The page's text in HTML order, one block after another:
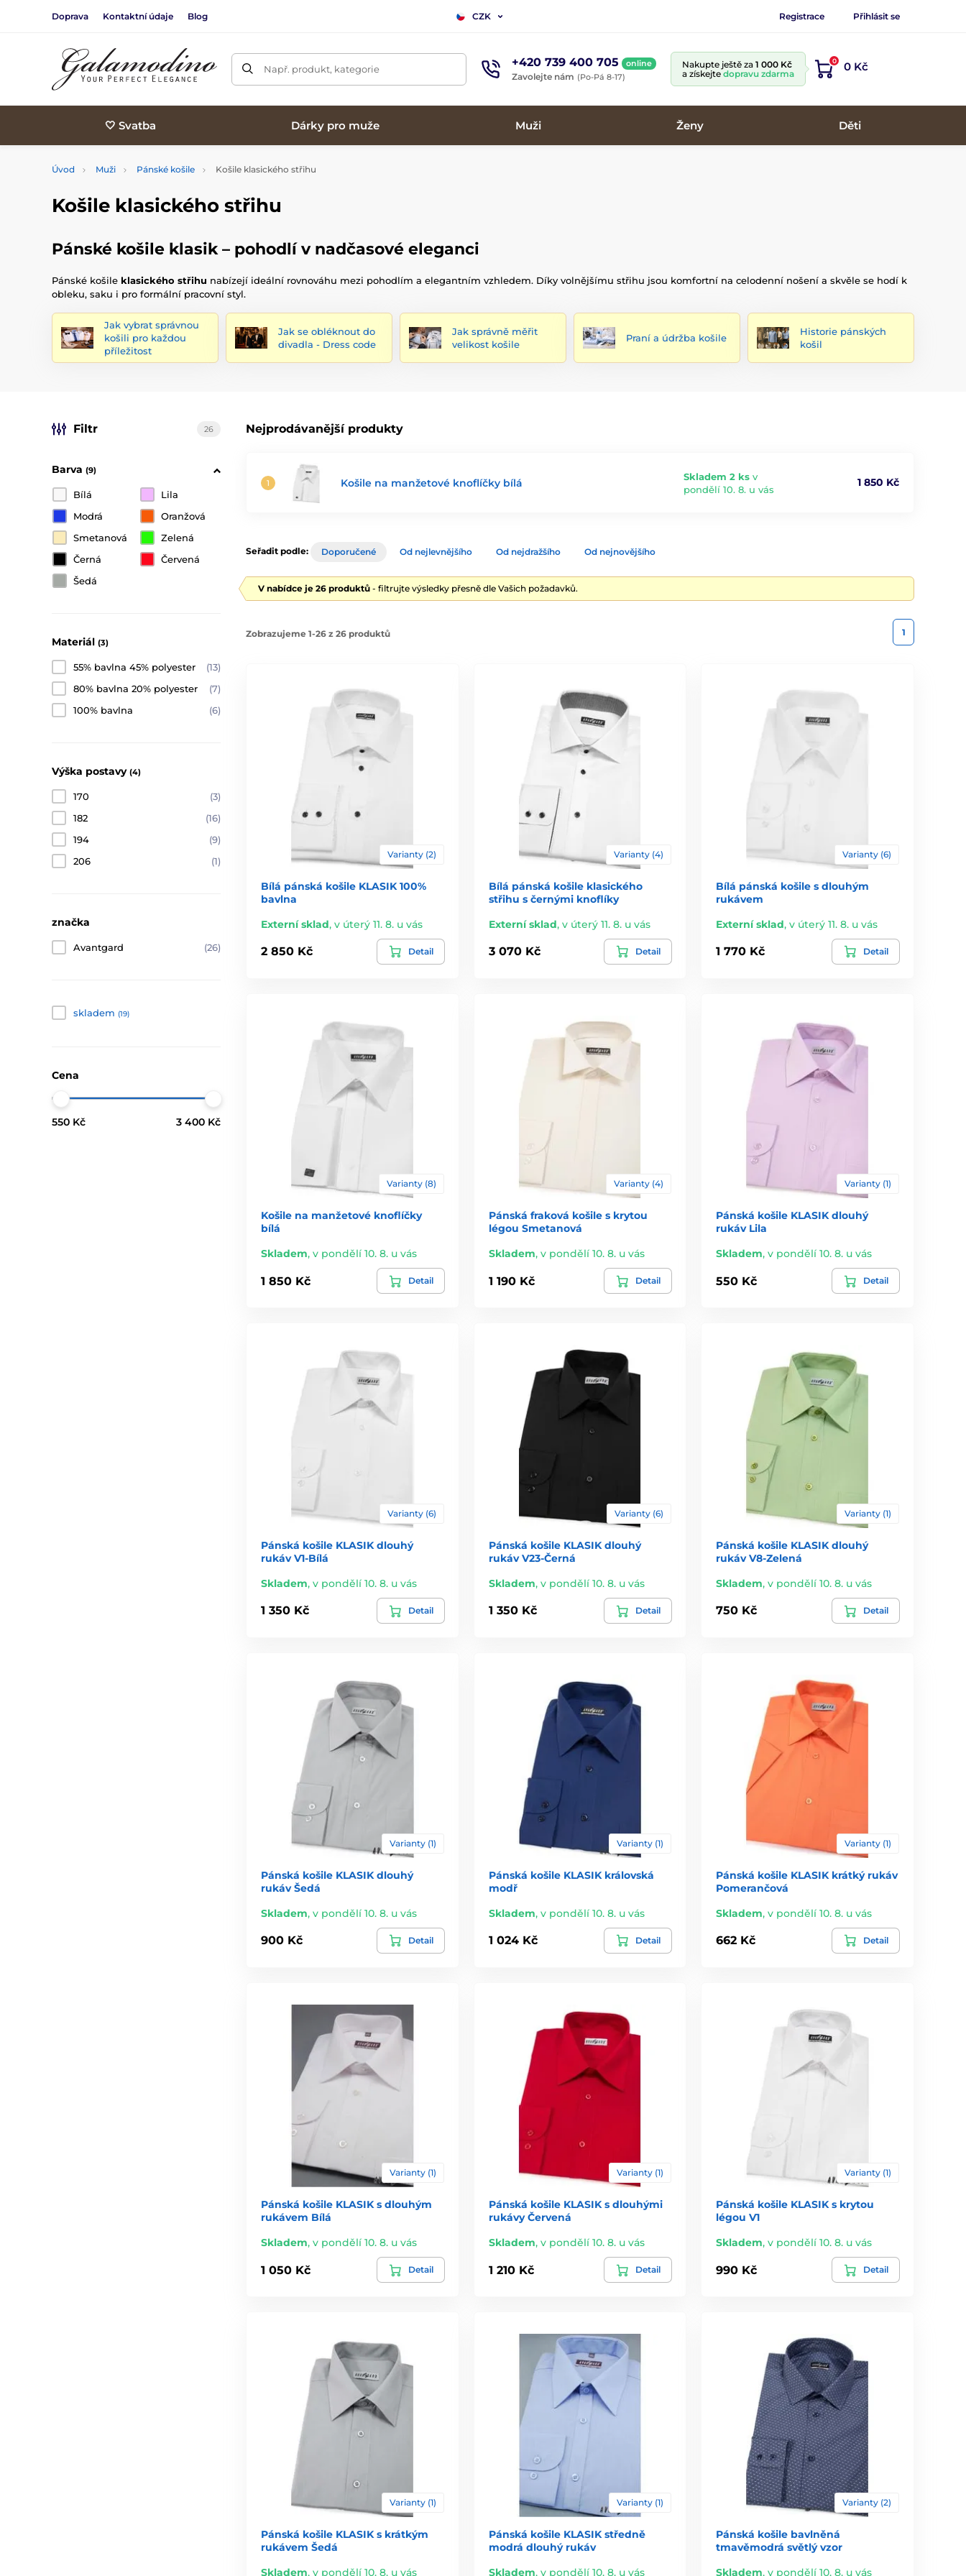
Doprava Kontaktní údaje Blog CZK Registrace Přihlásit se
Např. produkt, kategorie +420 739 400 705 online
Zavolejte nám (Po-Pá 8-17)
Nakupte ještě za 1 000 Kč
a získejte dopravu zdarma
0 0 Kč
🤍 Svatba Dárky pro muže Muži Ženy Děti
Úvod Muži Pánské košile Košile klasického střihu
Košile klasického střihu
Pánské košile klasik – pohodlí v nadčasové eleganci
Pánské košile klasického střihu nabízejí ideální rovnováhu mezi pohodlím a elegantním vzhledem. Díky volnějšímu střihu jsou komfortní na celodenní nošení a skvěle se hodí k
obleku, saku i pro formální pracovní styl.
Jak vybrat správnou
košili pro každou
příležitost
Jak se obléknout do
divadla - Dress code
Jak správně měřit
velikost košile
Praní a údržba košile
Historie pánských
košil
Nejprodávanější produkty
Košile na manžetové knoflíčky bílá Skladem 2 ks v
pondělí 10. 8. u vás
1 850 Kč
Filtr 26
Barva (9)
Bílá
Lila
Modrá
Oranžová
Smetanová
Zelená
Černá
Červená
Šedá
Materiál (3)
55% bavlna 45% polyester
(13)
80% bavlna 20% polyester
(7)
100% bavlna
(6)
Výška postavy (4)
170
(3)
182
(16)
194
(9)
206
(1)
značka
Avantgard (26)
skladem (19)
Cena
550 Kč 3 400 Kč
Seřadit podle: Doporučené Od nejlevnějšího Od nejdražšího Od nejnovějšího
V nabídce je 26 produktů - filtrujte výsledky přesně dle Vašich požadavků.
Zobrazujeme 1-26 z 26 produktů 1
Varianty (2)
Bílá pánská košile KLASIK 100%
bavlna
Externí sklad, v úterý 11. 8. u vás
2 850 Kč Detail
Varianty (4)
Bílá pánská košile klasického
střihu s černými knoflíky
Externí sklad, v úterý 11. 8. u vás
3 070 Kč Detail
Varianty (6)
Bílá pánská košile s dlouhým
rukávem
Externí sklad,v úterý 11. 8. u vás
1 770 Kč Detail
Varianty (8)
Košile na manžetové knoflíčky
bílá
Skladem, v pondělí 10. 8. u vás
1 850 Kč Detail
Varianty (4)
Pánská fraková košile s krytou
légou Smetanová
Skladem, v pondělí 10. 8. u vás
1 190 Kč Detail
Varianty (1)
Pánská košile KLASIK dlouhý
rukáv Lila
Skladem,v pondělí 10. 8. u vás
550 Kč Detail
Varianty (6)
Pánská košile KLASIK dlouhý
rukáv V1-Bílá
Skladem, v pondělí 10. 8. u vás
1 350 Kč Detail
Varianty (6)
Pánská košile KLASIK dlouhý
rukáv V23-Černá
Skladem, v pondělí 10. 8. u vás
1 350 Kč Detail
Varianty (1)
Pánská košile KLASIK dlouhý
rukáv V8-Zelená
Skladem,v pondělí 10. 8. u vás
750 Kč Detail
Varianty (1)
Pánská košile KLASIK dlouhý
rukáv Šedá
Skladem, v pondělí 10. 8. u vás
900 Kč Detail
Varianty (1)
Pánská košile KLASIK královská
modř
Skladem, v pondělí 10. 8. u vás
1 024 Kč Detail
Varianty (1)
Pánská košile KLASIK krátký rukáv
Pomerančová
Skladem,v pondělí 10. 8. u vás
662 Kč Detail
Varianty (1)
Pánská košile KLASIK s dlouhým
rukávem Bílá
Skladem, v pondělí 10. 8. u vás
1 050 Kč Detail
Varianty (1)
Pánská košile KLASIK s dlouhými
rukávy Červená
Skladem, v pondělí 10. 8. u vás
1 210 Kč Detail
Varianty (1)
Pánská košile KLASIK s krytou
légou V1
Skladem,v pondělí 10. 8. u vás
990 Kč Detail
Varianty (1)
Pánská košile KLASIK s krátkým
rukávem Šedá
Skladem, v pondělí 10. 8. u vás
Varianty (1)
Pánská košile KLASIK středně
modrá dlouhý rukáv
Skladem, v pondělí 10. 8. u vás
Varianty (2)
Pánská košile bavlněná
tmavěmodrá světlý vzor
Skladem,v pondělí 10. 8. u vás